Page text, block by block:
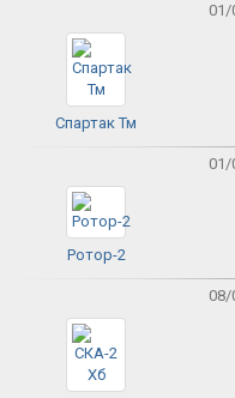
01/
Спартак Тм
01/
Ротор-2
08/